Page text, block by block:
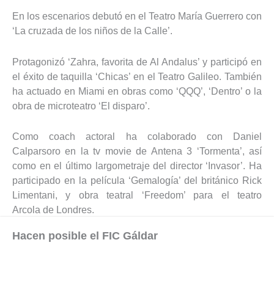
En los escenarios debutó en el Teatro María Guerrero con
‘La cruzada de los niños de la Calle’.
Protagonizó ‘Zahra, favorita de Al Andalus’ y participó en
el éxito de taquilla ‘Chicas’ en el Teatro Galileo. También
ha actuado en Miami en obras como ‘QQQ’, ‘Dentro’ o la
obra de microteatro ‘El disparo’.
Como coach actoral ha colaborado con Daniel
Calparsoro en la tv movie de Antena 3 ‘Tormenta’, así
como en el último largometraje del director ‘Invasor’. Ha
participado en la película ‘Gemalogía’ del británico Rick
Limentani, y obra teatral ‘Freedom’ para el teatro
Arcola de Londres.
Hacen posible el FIC Gáldar